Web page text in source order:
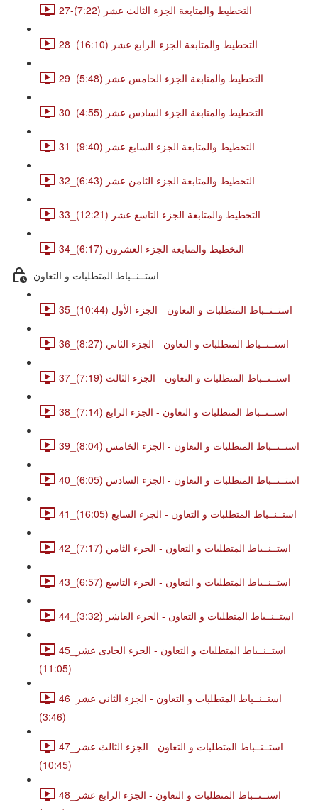
27-التخطيط والمتابعة الجزء الثالث عشر (7:22)
28_التخطيط والمتابعة الجزء الرابع عشر (16:10)
29_التخطيط والمتابعة الجزء الخامس عشر (5:48)
30_التخطيط والمتابعة الجزء السادس عشر (4:55)
31_التخطيط والمتابعة الجزء السابع عشر (9:40)
32_التخطيط والمتابعة الجزء الثامن عشر (6:43)
33_التخطيط والمتابعة الجزء التاسع عشر (12:21)
34_التخطيط والمتابعة الجزء العشرون (6:17)
استــنــباط المتطلبات و التعاون
35_استــنــباط المتطلبات و التعاون - الجزء الأول (10:44)
36_استــنــباط المتطلبات و التعاون - الجزء الثاني (8:27)
37_استــنــباط المتطلبات و التعاون - الجزء الثالث (7:19)
38_استــنــباط المتطلبات و التعاون - الجزء الرابع (7:14)
39_استــنــباط المتطلبات و التعاون - الجزء الخامس (8:04)
40_استــنــباط المتطلبات و التعاون - الجزء السادس (6:05)
41_استــنــباط المتطلبات و التعاون - الجزء السابع (16:05)
42_استــنــباط المتطلبات و التعاون - الجزء الثامن (7:17)
43_استــنــباط المتطلبات و التعاون - الجزء التاسع (6:57)
44_استــنــباط المتطلبات و التعاون - الجزء العاشر (3:32)
45_استــنــباط المتطلبات و التعاون - الجزء الحادى عشر
(11:05)
46_استــنــباط المتطلبات و التعاون - الجزء الثاني عشر
(3:46)
47_استــنــباط المتطلبات و التعاون - الجزء الثالث عشر
(10:45)
48_استــنــباط المتطلبات و التعاون - الجزء الرابع عشر